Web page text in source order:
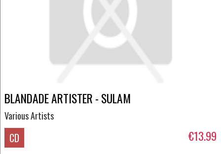
BLANDADE ARTISTER - SULAM
Various Artists
CD €13.99